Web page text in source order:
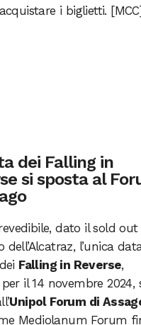
i biglietti. [MCC]
dei Falling in
si sposta al
dato il sold out
dell’Alcatraz, l’unica
Falling in Reverse,
il 14 novembre 2024,
Unipol Forum di
Mediolanum Forum